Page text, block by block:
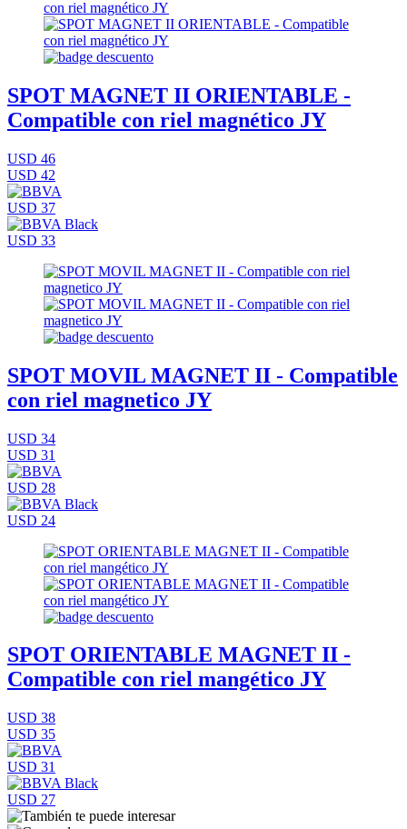
SPOT MAGNET II ORIENTABLE -
Compatible con riel magnético JY
USD 46
USD 42
USD 37
USD 33
SPOT MOVIL MAGNET II - Compatible
con riel magnetico JY
USD 34
USD 31
USD 28
USD 24
SPOT ORIENTABLE MAGNET II -
Compatible con riel mangético JY
USD 38
USD 35
USD 31
USD 27